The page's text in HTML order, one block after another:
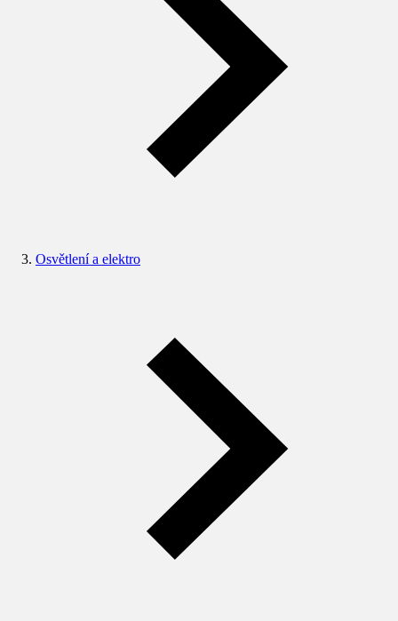
Osvětlení a elektro